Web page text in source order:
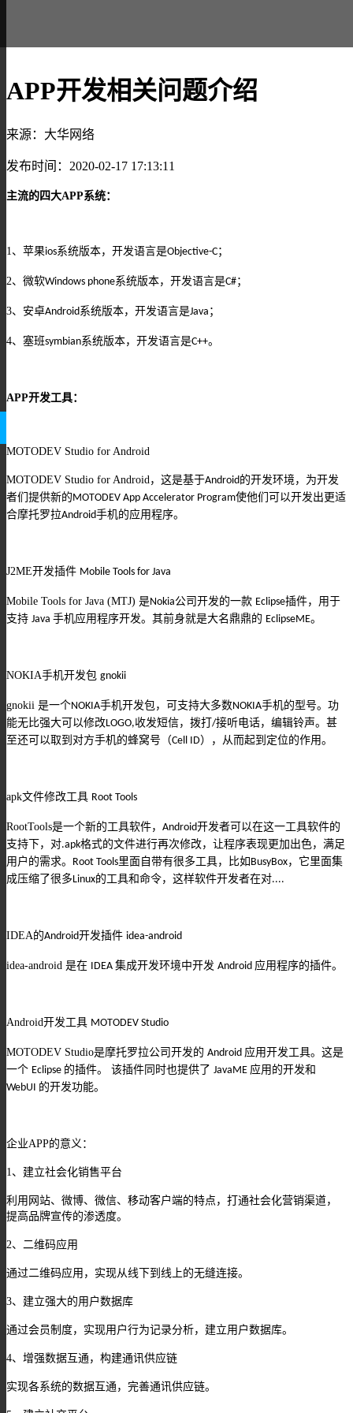
APP开发相关问题介绍
来源：大华网络
发布时间：2020-02-17 17:13:11
主流的四大APP系统：
1 、苹果ios系统版本，开发语言是Objective-C；
2、微软Windows phone系统版本，开发语言是C#；
3、安卓Android系统版本，开发语言是Java ；
4、塞班symbian系统版本，开发语言是C++。
APP开发工具：
MOTODEV Studio for Android
MOTODEV Studio for Android ，这是基于Android的开发环境，为开发
者们提供新的 MOTODEV App Accelerator Program使他们可以开发出更适
合摩托罗拉Android手机的应用程序。
J2ME开发插件 Mobile Tools for Java
Mobile Tools for Java (MTJ) 是Nokia公司开发的一款 Eclipse插件，用于
支持 Java 手机应用程序开发。其前身就是大名鼎鼎的 EclipseME。
NOKIA手机开发包 gnokii
gnokii 是一个NOKIA手机开发包，可支持大多数NOKIA手机的型号。功
能无比强大可以修改LOGO,收发短信，拨打 /接听电话，编辑铃声。甚
至还可以取到对方手机的蜂窝号（Cell ID），从而起到定位的作用。
apk文件修改工具 Root Tools
RootTools是一个新的工具软件， Android开发者可以在这一工具软件的
支持下，对.apk格式的文件进行再次修改，让程序表现更加出色，满足
用户的需求。
Root Tools里面自带有很多工具，比如 BusyBox，它里面集
成压缩了很多 Linux的工具和命令，这样软件开发者在对....
IDEA的Android开发插件 idea-android
idea-android 是在 IDEA 集成开发环境中开发 Android 应用程序的插件。
Android开发工具 MOTODEV Studio
MOTODEV Studio是摩托罗拉公司开发的 Android 应用开发工具。这是
一个 Eclipse 的插件。 该插件同时也提供了 JavaME 应用的开发和
WebUI 的开发功能。
企业APP的意义：
1 、建立社会化销售平台
利用网站、微博、微信、移动客户端的特点，打通社会化营销渠道，
提高品牌宣传的渗透度。
2、二维码应用
通过二维码应用，实现从线下到线上的无缝连接。
3、建立强大的用户数据库
通过会员制度，实现用户行为记录分析，建立用户数据库。
4、增强数据互通，构建通讯供应链
实现各系统的数据互通，完善通讯供应链。